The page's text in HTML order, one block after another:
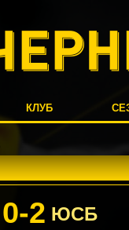
КЛУБ
0-2 ЮСБ